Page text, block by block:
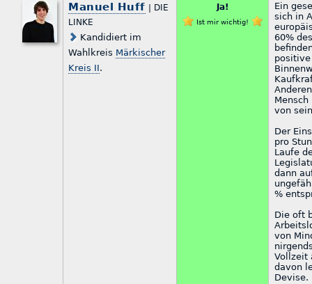
Manuel Huff | DIE
LINKE
Kandidiert im
Wahlkreis Märkischer
Kreis II.
Ja!
Ist mir wichtig!
Ein
sich in
60%
von
Der
pro
Laufe
dann
%
Die oft
von
Vollzeit
davon
Devise.